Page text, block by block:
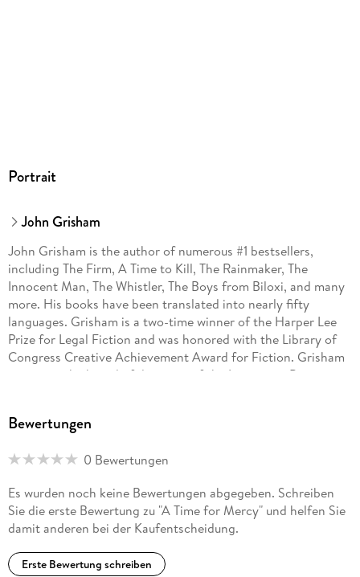
Portrait
John Grisham
John Grisham is the author of numerous #1 bestsellers,
including The Firm, A Time to Kill, The Rainmaker, The
Innocent Man, The Whistler, The Boys from Biloxi, and many
more. His books have been translated into nearly fifty
languages. Grisham is a two-time winner of the Harper Lee
Prize for Legal Fiction and was honored with the Library of
Congress Creative Achievement Award for Fiction. Grisham
serves on the board of directors of the Innocence Project
convicted. Much of his fiction explores deep-seated
central Virginia.
Bewertungen
0 Bewertungen
Es wurden noch keine Bewertungen abgegeben. Schreiben
Sie die erste Bewertung zu "A Time for Mercy" und helfen Sie
damit anderen bei der Kaufentscheidung.
Erste Bewertung schreiben